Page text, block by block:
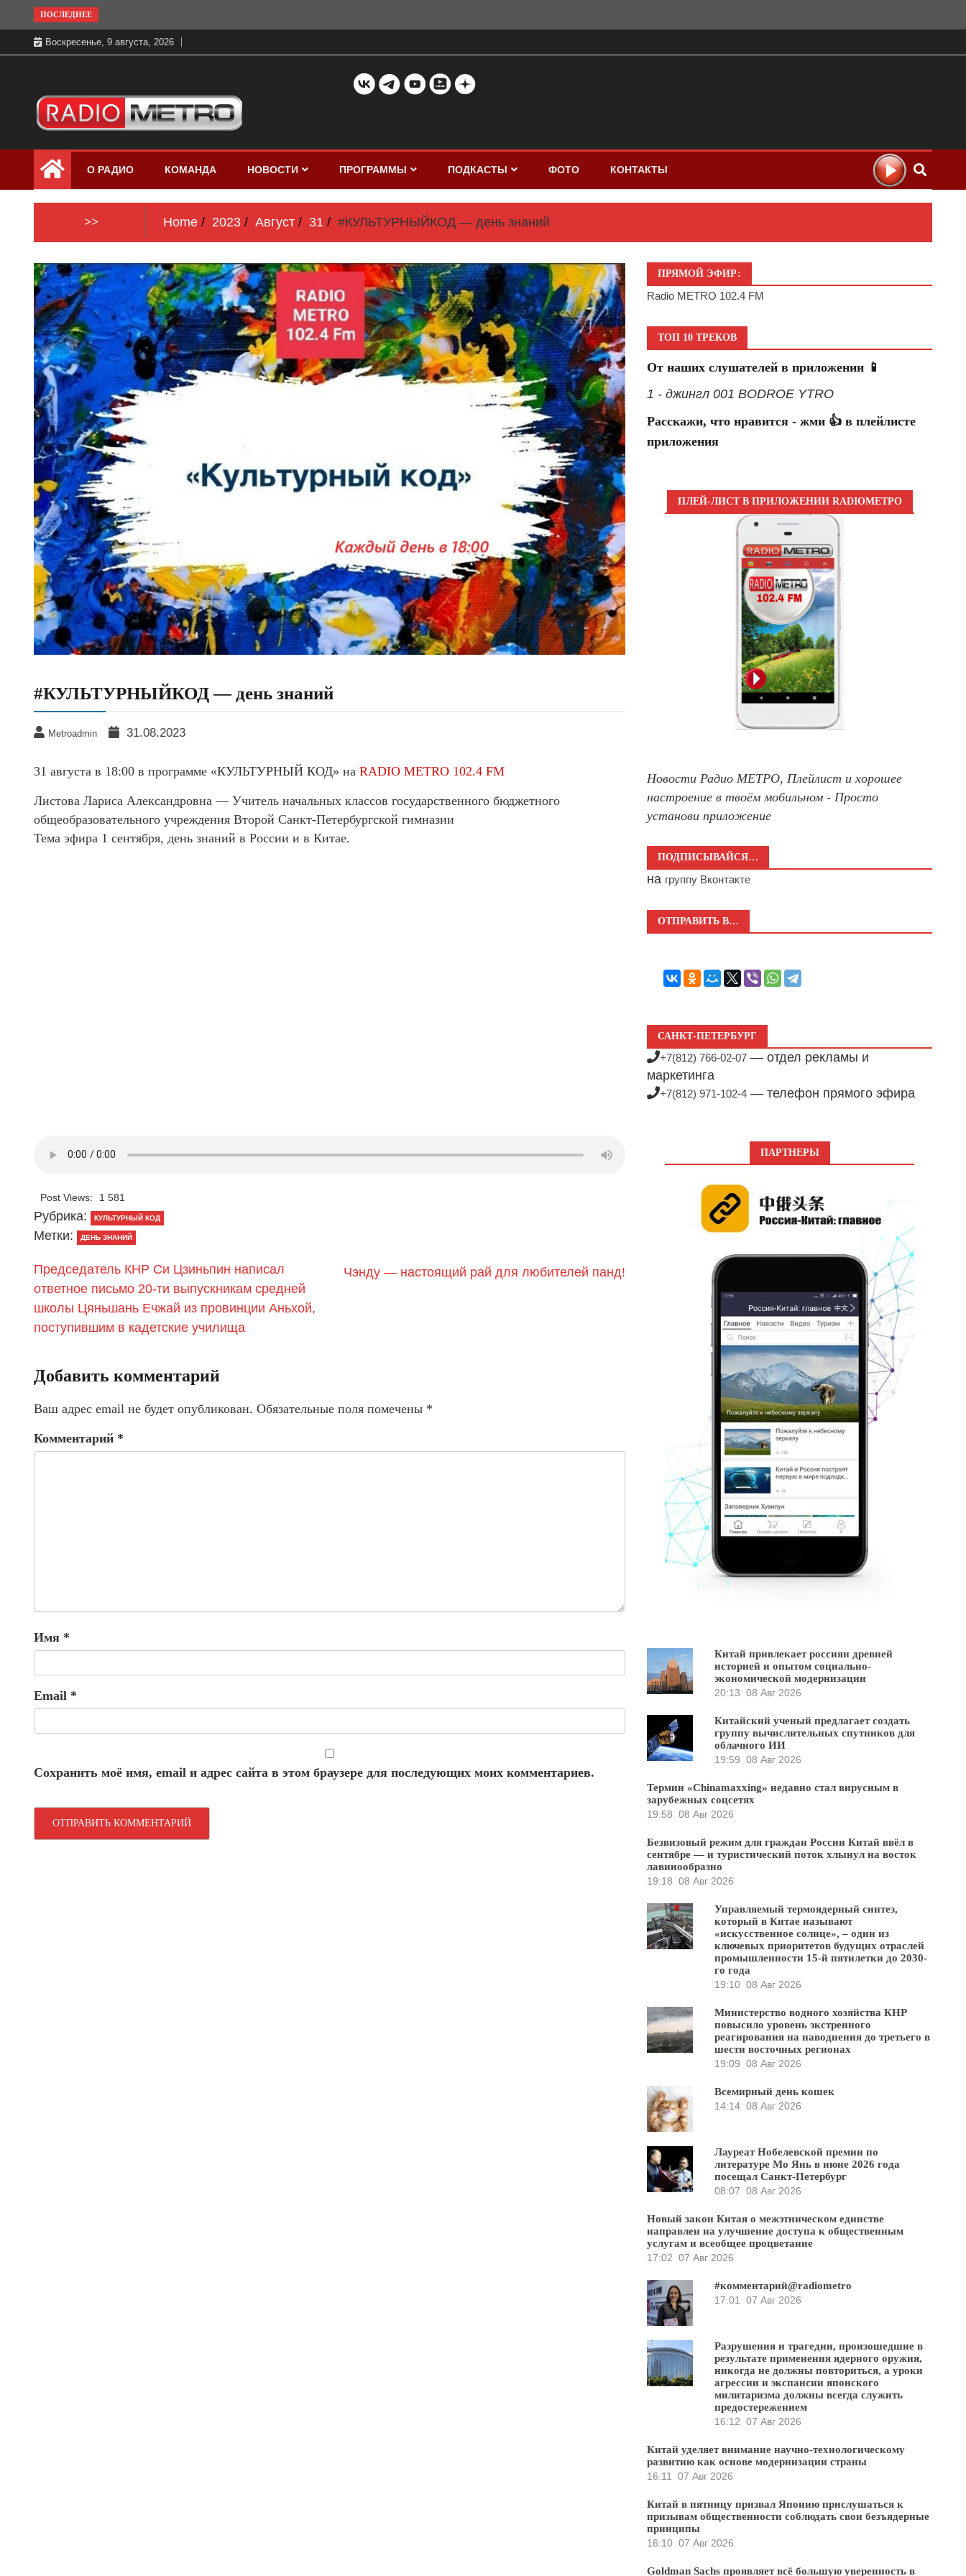
to
content
ПОСЛЕДНЕЕ
Воскресенье, 9 августа, 2026
Радио МЕТРО
бесплатно в хорошем качестве Санкт-
Петербург и Россия
О РАДИО КОМАНДА НОВОСТИ ПРОГРАММЫ ПОДКАСТЫ ФОТО КОНТАКТЫ
>> Home 2023 Август 31 #КУЛЬТУРНЫЙКОД — день знаний
#КУЛЬТУРНЫЙКОД — день знаний
Metroadmin 31.08.2023
31 августа в 18:00 в программе «КУЛЬТУРНЫЙ КОД» на RADIO METRO 102.4 FM
Листова Лариса Александровна — Учитель начальных классов государственного бюджетного
общеобразовательного учреждения Второй Санкт-Петербургской гимназии
Тема эфира 1 сентября, день знаний в России и в Китае.
Post Views: 1 581
Рубрика: КУЛЬТУРНЫЙ КОД
Метки: ДЕНЬ ЗНАНИЙ
Председатель КНР Си Цзиньпин написал
ответное письмо 20-ти выпускникам средней
школы Цяньшань Ечжай из провинции Аньхой,
поступившим в кадетские училища
Чэнду — настоящий рай для любителей панд!
Добавить комментарий
Ваш адрес email не будет опубликован. Обязательные поля помечены *
Комментарий *
Имя *
Email *
Сохранить моё имя, email и адрес сайта в этом браузере для последующих моих комментариев.
ПРЯМОЙ ЭФИР:
Radio METRO 102.4 FM
ТОП 10 ТРЕКОВ
От наших слушателей в приложении 📱
1 - джингл 001 BODROE YTRO
Расскажи, что нравится - жми 👍 в плейлисте
приложения
ПЛЕЙ-ЛИСТ В ПРИЛОЖЕНИИ RADIOМЕТРО
Новости Радио МЕТРО, Плейлист и хорошее
настроение в твоём мобильном - Просто
установи приложение
ПОДПИСЫВАЙСЯ…
на группу Вконтакте
ОТПРАВИТЬ В…
САНКТ-ПЕТЕРБУРГ
+7(812) 766-02-07 — отдел рекламы и
маркетинга
+7(812) 971-102-4 — телефон прямого эфира
ПАРТНЕРЫ
Китай привлекает россиян древней
историей и опытом социально-
экономической модернизации
20:13 08 Авг 2026
Китайский ученый предлагает создать
группу вычислительных спутников для
облачного ИИ
19:59 08 Авг 2026
Термин «Chinamaxxing» недавно стал вирусным в
зарубежных соцсетях
19:58 08 Авг 2026
Безвизовый режим для граждан России Китай ввёл в
сентябре — и туристический поток хлынул на восток
лавинообразно
19:18 08 Авг 2026
Управляемый термоядерный синтез,
который в Китае называют
«искусственное солнце», – один из
ключевых приоритетов будущих отраслей
промышленности 15-й пятилетки до 2030-
го года
19:10 08 Авг 2026
Министерство водного хозяйства КНР
повысило уровень экстренного
реагирования на наводнения до третьего в
шести восточных регионах
19:09 08 Авг 2026
Всемирный день кошек
14:14 08 Авг 2026
Лауреат Нобелевской премии по
литературе Мо Янь в июне 2026 года
посещал Санкт-Петербург
08:07 08 Авг 2026
Новый закон Китая о межэтническом единстве
направлен на улучшение доступа к общественным
услугам и всеобщее процветание
17:02 07 Авг 2026
#комментарий@radiometro
17:01
07 Авг 2026
Разрушения и трагедии, произошедшие в
результате применения ядерного оружия,
никогда не должны повториться, а уроки
агрессии и экспансии японского
милитаризма должны всегда служить
предостережением
16:12 07 Авг 2026
Китай уделяет внимание научно-технологическому
развитию как основе модернизации страны
16:11
07 Авг 2026
Китай в пятницу призвал Японию прислушаться к
призывам общественности соблюдать свои безъядерные
принципы
16:10 07 Авг 2026
Goldman Sachs проявляет всё большую уверенность в